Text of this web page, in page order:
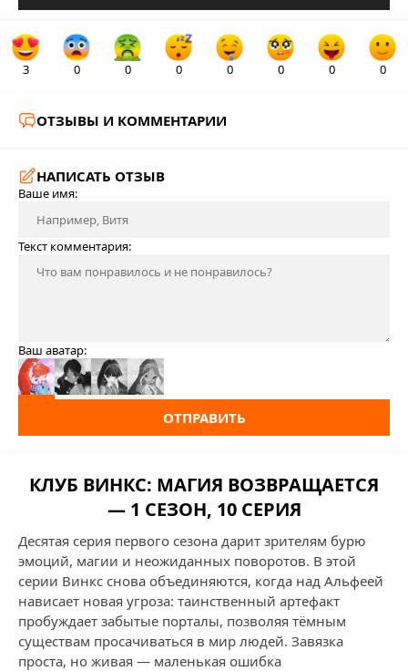
3 0 0 0 0 0 0 0
ОТЗЫВЫ И КОММЕНТАРИИ
НАПИСАТЬ ОТЗЫВ
Ваше имя:
Текст комментария:
Ваш аватар:
ОТПРАВИТЬ
КЛУБ ВИНКС: МАГИЯ ВОЗВРАЩАЕТСЯ
— 1 СЕЗОН, 10 СЕРИЯ
Десятая серия первого сезона дарит зрителям бурю
эмоций, магии и неожиданных поворотов. В этой
серии Винкс снова объединяются, когда над Альфеей
нависает новая угроза: таинственный артефакт
пробуждает забытые порталы, позволяя тёмным
существам просачиваться в мир людей. Завязка
проста, но живая — маленькая ошибка